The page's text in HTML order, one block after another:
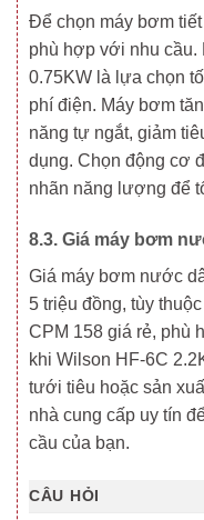
Để chọn máy bơm
phù hợp với nhu cầu.
0.75KW là lựa chọn
phí điện. Máy bơm
năng tự ngắt, giảm
dụng. Chọn động cơ
nhãn năng lượng để
8.3. Giá máy bơm
Giá máy bơm nước
5 triệu đồng, tùy
CPM 158 giá rẻ, phù
khi Wilson HF-6C
tưới tiêu hoặc sản
nhà cung cấp uy tín
cầu của bạn.
CÂU HỎI